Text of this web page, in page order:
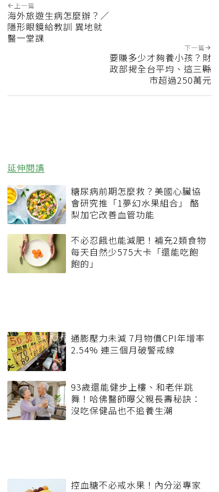
上一篇
海外旅遊生病怎麼辦？／
隱形眼鏡給教訓 異地就
醫一堂課
下一篇
要賺多少才夠養小孩？財
政部揭全台平均、這三縣
市超過250萬元
延伸閱讀
糖尿病前期怎麼救？美國心臟協
會研究推「1夢幻水果組合」 酪
梨加它改善血管功能
不必忍餓也能減肥！補充2類食物
每天自然少575大卡「還能吃飽
飽的」
通膨壓力未減 7月物價CPI年增率
2.54% 連三個月破警戒線
93歲還能健步上樓、和老伴跳
舞！哈佛醫師曝父親長壽秘訣：
沒吃保健品也不追養生潮
控血糖不必戒水果！內分泌專家